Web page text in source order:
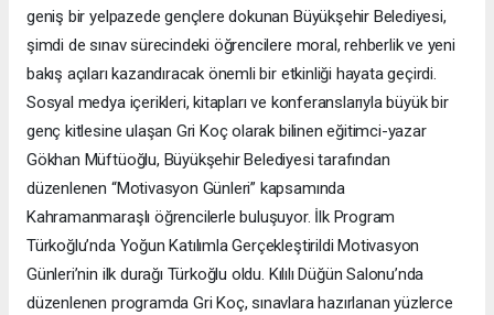
geniş bir yelpazede gençlere dokunan Büyükşehir Belediyesi,
şimdi de sınav sürecindeki öğrencilere moral, rehberlik ve yeni
bakış açıları kazandıracak önemli bir etkinliği hayata geçirdi.
Sosyal medya içerikleri, kitapları ve konferanslarıyla büyük bir
genç kitlesine ulaşan Gri Koç olarak bilinen eğitimci-yazar
Gökhan Müftüoğlu, Büyükşehir Belediyesi tarafından
düzenlenen “Motivasyon Günleri” kapsamında
Kahramanmaraşlı öğrencilerle buluşuyor. İlk Program
Türkoğlu’nda Yoğun Katılımla Gerçekleştirildi Motivasyon
Günleri’nin ilk durağı Türkoğlu oldu. Kılılı Düğün Salonu’nda
düzenlenen programda Gri Koç, sınavlara hazırlanan yüzlerce